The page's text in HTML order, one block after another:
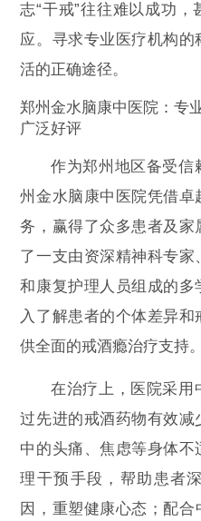
志“干戒”往往难以成功
应。寻求专业医疗机构
活的正确途径。
郑州金水脑康中医院：专
广泛好评
作为郑州地区备受信
州金水脑康中医院凭借
务，赢得了众多患者及
了一支由资深精神科专
和康复护理人员组成的
入了解患者的个体差异
供全面的戒酒瘾治疗支持。
在治疗上，医院采用
过先进的戒酒药物有效
中的头痛、焦虑等身体
理干预手段，帮助患者
因，重塑健康心态；配